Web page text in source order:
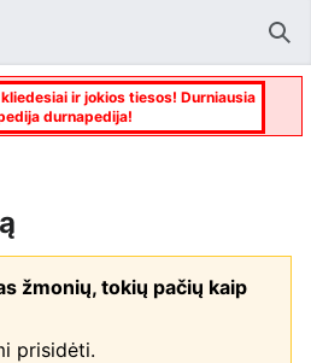
ir jokios tiesos! Durniausia
durnapedija!
žmonių, tokių pačių kaip
prisidėti.